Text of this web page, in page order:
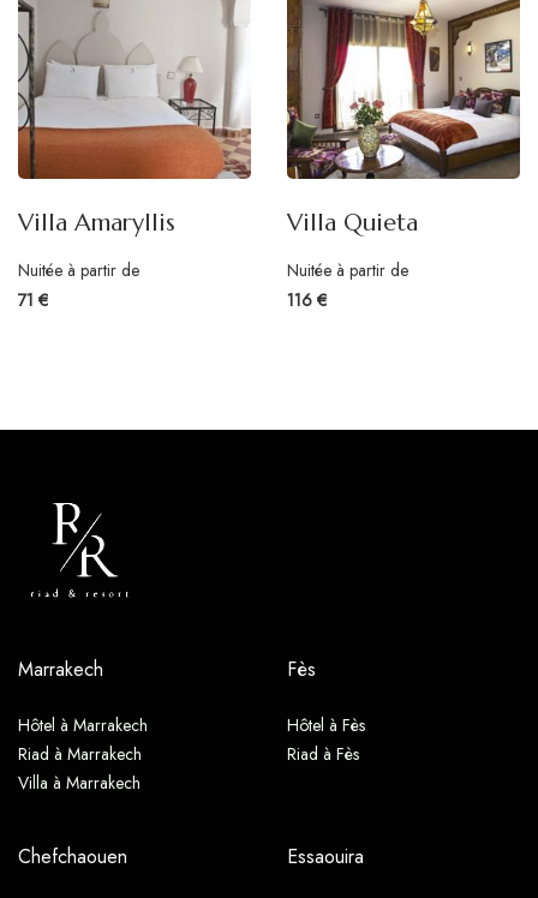
Villa Amaryllis
Nuitée à partir de
71 €
Villa Quieta
Nuitée à partir de
116 €
Marrakech
Hôtel à Marrakech
Riad à Marrakech
Villa à Marrakech
Fès
Hôtel à Fès
Riad à Fès
Chefchaouen Essaouira